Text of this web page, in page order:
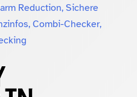
Reduction, Sichere
Combi-Checker,